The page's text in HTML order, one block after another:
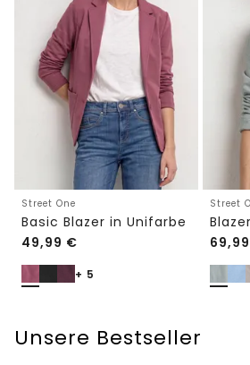
Street One
Basic Blazer in Unifarbe
49,99 €
+ 5
Street
69,99
Unsere Bestseller